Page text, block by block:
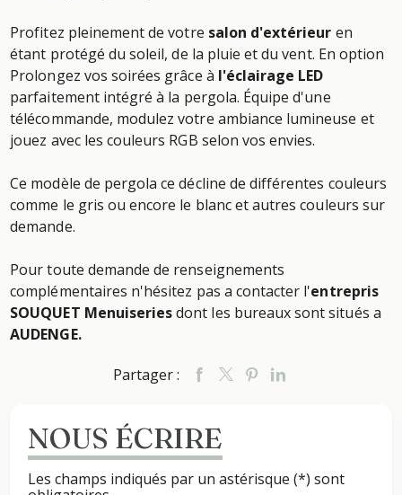
Profitez pleinement de votre salon d'extérieur en
étant protégé du soleil, de la pluie et du vent. En option
Prolongez vos soirées grâce à l'éclairage LED
parfaitement intégré à la pergola. Équipe d'une
télécommande, modulez votre ambiance lumineuse et
jouez avec les couleurs RGB selon vos envies.
Ce modèle de pergola ce décline de différentes couleurs
comme le gris ou encore le blanc et autres couleurs sur
demande.
Pour toute demande de renseignements
complémentaires n'hésitez pas a contacter l'entrepris
SOUQUET Menuiseriesdont les bureaux sont situés a
AUDENGE.
Partager :
NOUS ÉCRIRE
Les champs indiqués par un astérisque (*) sont